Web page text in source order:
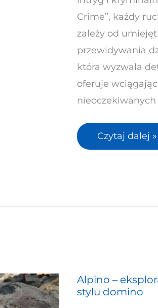
Crime”, każdy
zależy od
przewidywania
która wyzwala
oferuje
Lorda
Waldemara
Czytaj dalej »
Alpino –
stylu domino
Alpino
–